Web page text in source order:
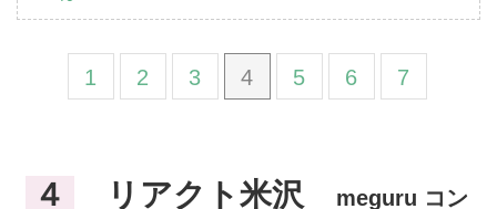
1 2 3 4 5 6 7
４ リアクト米沢
meguru コン